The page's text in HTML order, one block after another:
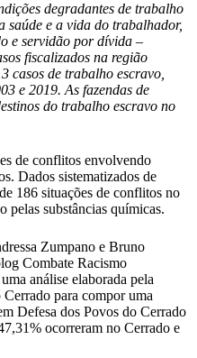
degradantes de trabalho
saúde e a vida do trabalhador,
e servidão por dívida –
fiscalizados na região
casos de trabalho escravo,
e 2019. As fazendas de
do trabalho escravo no
de conflitos envolvendo
Dados sistematizados de
186 situações de conflitos no
pelas substâncias químicas.
Zumpano e Bruno
Combate Racismo
análise elaborada pela
para compor uma
Defesa dos Povos do Cerrado
ocorreram no Cerrado e